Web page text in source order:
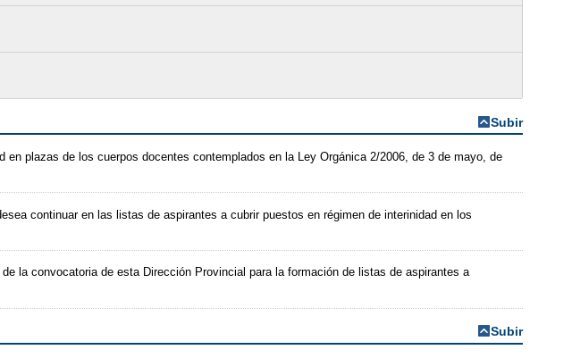
Subir
plazas de los cuerpos docentes contemplados en la Ley Orgánica 2/2006, de 3 de mayo, de
continuar en las listas de aspirantes a cubrir puestos en régimen de interinidad en los
la convocatoria de esta Dirección Provincial para la formación de listas de aspirantes a
Subir